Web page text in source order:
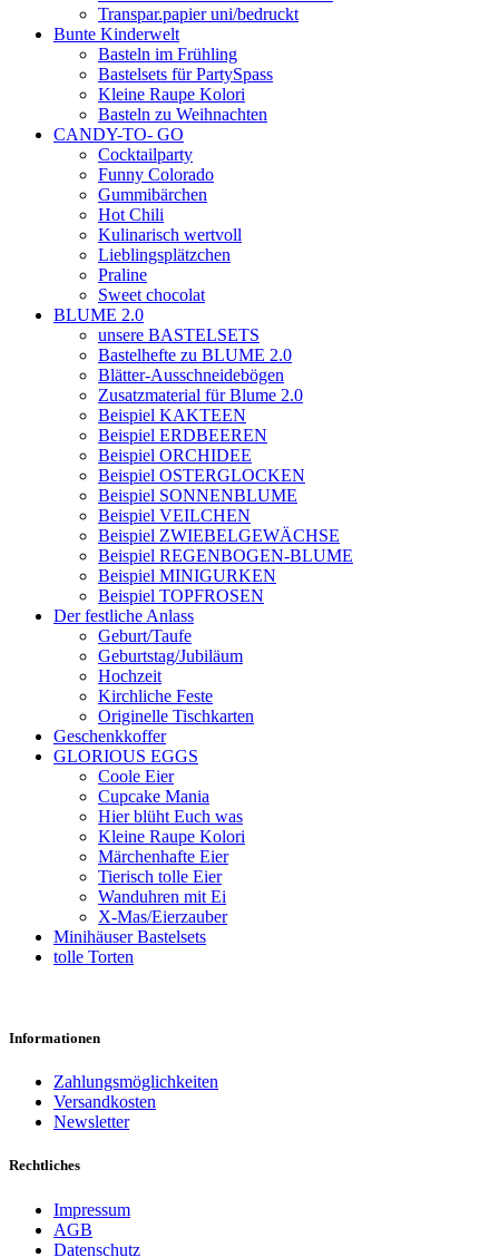
Transpar.papier uni/bedruckt
Bunte Kinderwelt
Basteln im Frühling
Bastelsets für PartySpass
Kleine Raupe Kolori
Basteln zu Weihnachten
CANDY-TO- GO
Cocktailparty
Funny Colorado
Gummibärchen
Hot Chili
Kulinarisch wertvoll
Lieblingsplätzchen
Praline
Sweet chocolat
BLUME 2.0
unsere BASTELSETS
Bastelhefte zu BLUME 2.0
Blätter-Ausschneidebögen
Zusatzmaterial für Blume 2.0
Beispiel KAKTEEN
Beispiel ERDBEEREN
Beispiel ORCHIDEE
Beispiel OSTERGLOCKEN
Beispiel SONNENBLUME
Beispiel VEILCHEN
Beispiel ZWIEBELGEWÄCHSE
Beispiel REGENBOGEN-BLUME
Beispiel MINIGURKEN
Beispiel TOPFROSEN
Der festliche Anlass
Geburt/Taufe
Geburtstag/Jubiläum
Hochzeit
Kirchliche Feste
Originelle Tischkarten
Geschenkkoffer
GLORIOUS EGGS
Coole Eier
Cupcake Mania
Hier blüht Euch was
Kleine Raupe Kolori
Märchenhafte Eier
Tierisch tolle Eier
Wanduhren mit Ei
X-Mas/Eierzauber
Minihäuser Bastelsets
tolle Torten
Informationen
Zahlungsmöglichkeiten
Versandkosten
Newsletter
Rechtliches
Impressum
AGB
Datenschutz